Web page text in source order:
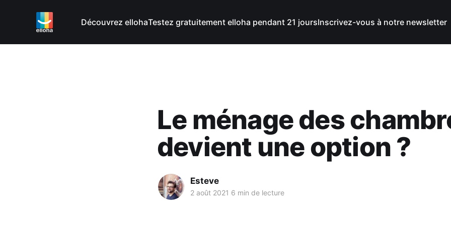
Découvrez ellohaTestez gratuitement elloha pendant 21 joursInscrivez-vous à notre newsletter
Le ménage des
devient une option ?
Esteve
2 août 2021 6 min de lecture